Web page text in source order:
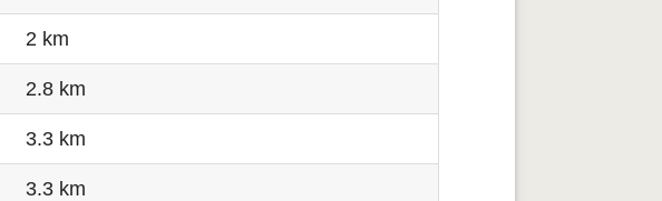
2 km
2.8 km
3.3 km
3.3 km